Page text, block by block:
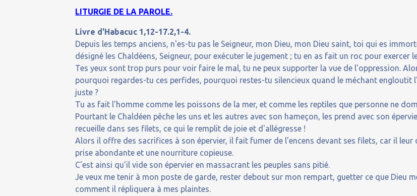
LITURGIE DE LA PAROLE.
Livre d'Habacuc 1,12-17.2,1-4.
Depuis les temps anciens, n'es-tu pas le Seigneur, mon Dieu, mon Dieu saint, toi qui es
désigné les Chaldéens, Seigneur, pour exécuter le jugement ; tu en as fait un roc pour exercer
Tes yeux sont trop purs pour voir faire le mal, tu ne peux supporter la vue de l'oppression.
pourquoi regardes-tu ces perfides, pourquoi restes-tu silencieux quand le méchant engloutit
juste ?
Tu as fait l'homme comme les poissons de la mer, et comme les reptiles que personne ne
Pourtant le Chaldéen pêche les uns et les autres avec son hameçon, les prend avec son
recueille dans ses filets, ce qui le remplit de joie et d'allégresse !
Alors il offre des sacrifices à son épervier, il fait fumer de l'encens devant ses filets, car il leur
prise abondante et une nourriture copieuse.
C'est ainsi qu'il vide son épervier en massacrant les peuples sans pitié.
Je veux me tenir à mon poste de garde, rester debout sur mon rempart, guetter ce que Dieu
comment il répliquera à mes plaintes.